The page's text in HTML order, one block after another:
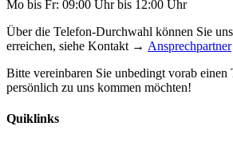
Mo bis Fr: 09:00 Uhr bis 12:00 Uhr
Über die Telefon-Durchwahl können Sie
erreichen, siehe Kontakt → Ansprechpartner
Bitte vereinbaren Sie unbedingt vorab einen
persönlich zu uns kommen möchten!
Quiklinks